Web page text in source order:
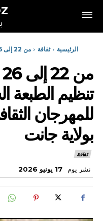
الرئيسية ثقافة
تنظيم الطبعة
للمهرجان
بولاية جانت
ثقافة
نشر يوم 17 يونيو 2026